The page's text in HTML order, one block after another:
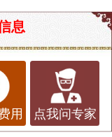
息
用 点我问专家